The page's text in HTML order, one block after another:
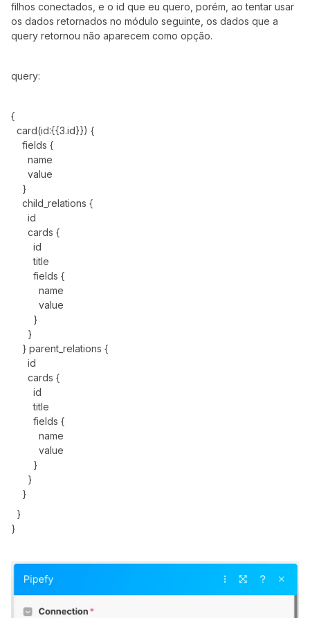
filhos conectados, e o id que eu quero, porém, ao tentar usar
os dados retornados no módulo seguinte, os dados que a
query retornou não aparecem como opção.
query:
{
card(id:{{3.id}}) {
fields {
name
value
}
child_relations {
id
cards {
id
title
fields {
name
value
}
}
} parent_relations {
id
cards {
id
title
fields {
name
value
}
}
}
}
}